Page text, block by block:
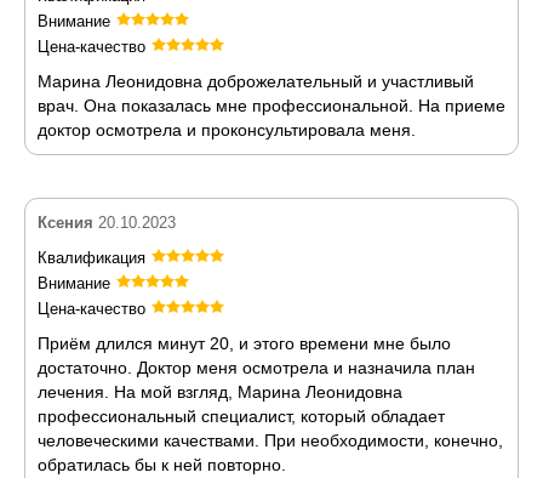
Внимание
Цена-качество
Марина Леонидовна доброжелательный и участливый
врач. Она показалась мне профессиональной. На приеме
доктор осмотрела и проконсультировала меня.
Ксения 20.10.2023
Квалификация
Внимание
Цена-качество
Приём длился минут 20, и этого времени мне было
достаточно. Доктор меня осмотрела и назначила план
лечения. На мой взгляд, Марина Леонидовна
профессиональный специалист, который обладает
человеческими качествами. При необходимости, конечно,
обратилась бы к ней повторно.